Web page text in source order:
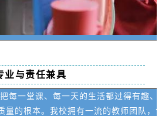
业与责任兼具
每一堂课、每一天的生活都过得有趣、
量的根本。我校拥有一流的教师团队，